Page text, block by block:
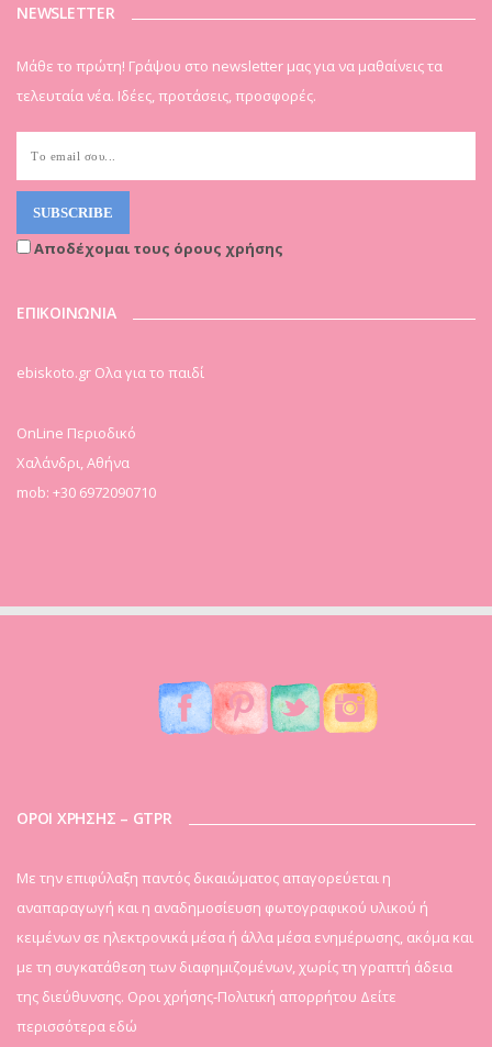
NEWSLETTER
Μάθε το πρώτη! Γράψου στο newsletter μας για να μαθαίνεις τα
τελευταία νέα. Ιδέες, προτάσεις, προσφορές.
Αποδέχομαι τους όρους χρήσης
ΕΠΙΚΟΙΝΩΝΙΑ
ebiskoto.gr Ολα για το παιδί
OnLine Περιοδικό
Χαλάνδρι, Αθήνα
mob: +30 6972090710
ΟΡΟΙ ΧΡΗΣΗΣ – GTPR
Mε την επιφύλαξη παντός δικαιώματος απαγορεύεται η
αναπαραγωγή και η αναδημοσίευση φωτογραφικού υλικού ή
κειμένων σε ηλεκτρονικά μέσα ή άλλα μέσα ενημέρωσης, ακόμα και
με τη συγκατάθεση των διαφημιζομένων, χωρίς τη γραπτή άδεια
της διεύθυνσης. Οροι χρήσης-Πολιτική απορρήτου Δείτε
περισσότερα εδώ